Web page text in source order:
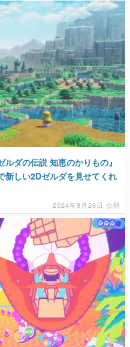
ダの伝説 知恵のかりもの』
新しい2Dゼルダを見せてくれ
2024年9月26日 公開